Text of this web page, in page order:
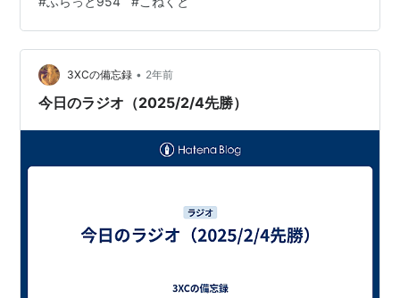
3XCの備忘録 • 2年前
今日のラジオ（2025/2/4先勝）